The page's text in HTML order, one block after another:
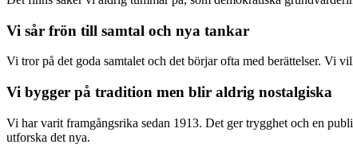
Vi sår frön till samtal och nya tankar
Vi tror på det goda samtalet och det börjar ofta med berättelser. Vi
Vi bygger på tradition men blir aldrig nostalgiska
Vi har varit framgångsrika sedan 1913. Det ger trygghet och en
utforska det nya.